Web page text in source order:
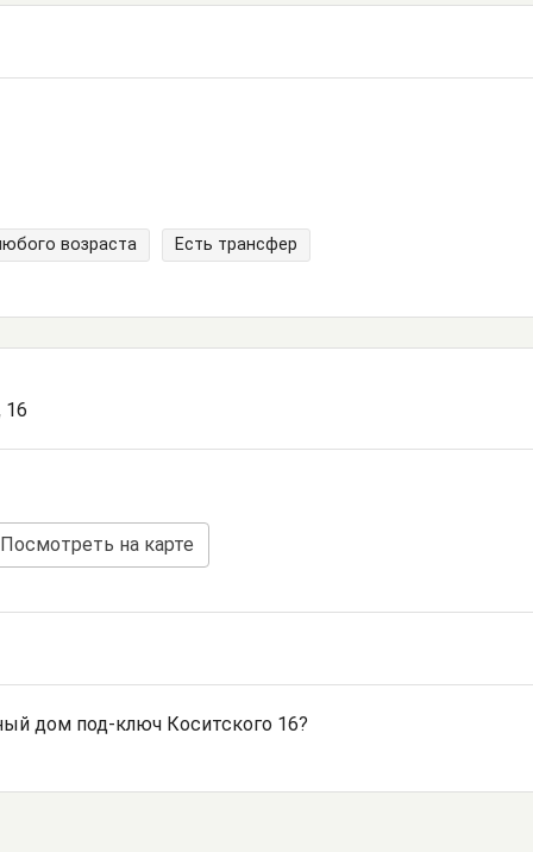
возраста
Есть трансфер
16
Посмотреть на карте
дом под-ключ Коситского 16?